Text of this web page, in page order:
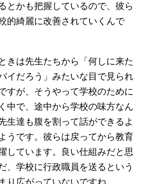
とかも把握しているので、彼ら
的綺麗に改善されていくんで
きは先生たちから「何しに来た
イだろう」みたいな目で見られ
すが、そうやって学校のために
中で、途中から学校の味方なん
生達も腹を割って話ができるよ
うです。彼らは戻ってから教育
しています。良い仕組みだと思
、学校に行政職員を送るという